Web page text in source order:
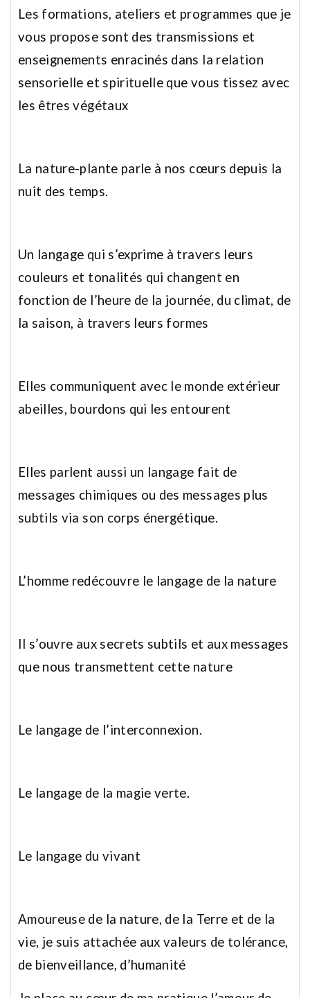
Les formations, ateliers et programmes que je
vous propose sont des transmissions et
enseignements enracinés dans la relation
sensorielle et spirituelle que vous tissez avec
les êtres végétaux
La nature-plante parle à nos cœurs depuis la
nuit des temps.
Un langage qui s’exprime à travers leurs
couleurs et tonalités qui changent en
fonction de l’heure de la journée, du climat, de
la saison, à travers leurs formes
Elles communiquent avec le monde extérieur
abeilles, bourdons qui les entourent
Elles parlent aussi un langage fait de
messages chimiques ou des messages plus
subtils via son corps énergétique.
L’homme redécouvre le langage de la nature
Il s’ouvre aux secrets subtils et aux messages
que nous transmettent cette nature
Le langage de l’interconnexion.
Le langage de la magie verte.
Le langage du vivant
Amoureuse de la nature, de la Terre et de la
vie, je suis attachée aux valeurs de tolérance,
de bienveillance, d’humanité